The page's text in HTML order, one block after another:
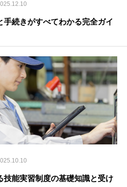
手続きがすべてわかる完全ガイ
技能実習制度の基礎知識と受け